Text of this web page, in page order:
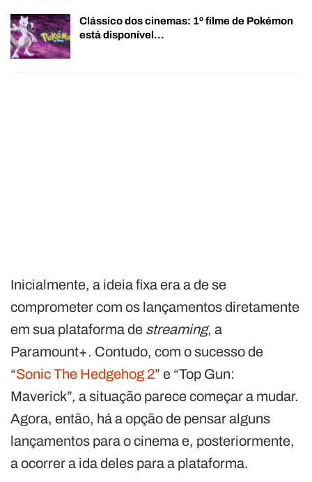
Clássico dos cinemas: 1º filme de Pokémon
está disponível…
Inicialmente, a ideia fixa era a de se
comprometer com os lançamentos diretamente
em sua plataforma de streaming, a
Paramount+. Contudo, com o sucesso de
“Sonic The Hedgehog 2” e “Top Gun:
Maverick”, a situação parece começar a mudar.
Agora, então, há a opção de pensar alguns
lançamentos para o cinema e, posteriormente,
a ocorrer a ida deles para a plataforma.